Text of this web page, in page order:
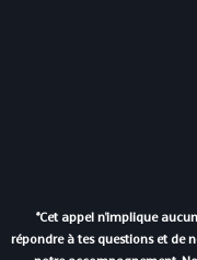
*Cet appel n'implique
répondre à tes questions et de